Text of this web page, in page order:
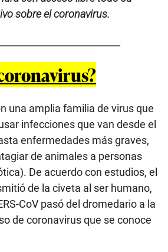
sobre el coronavirus.
una amplia familia de virus que
infecciones que van desde el
enfermedades más graves,
de animales a personas
De acuerdo con estudios, el
de la civeta al ser humano,
CoV pasó del dromedario a la
de coronavirus que se conoce